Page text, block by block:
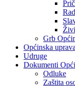
Grb
Općinska uprava
Udruge
Dokumenti
Odluke
Zaštita